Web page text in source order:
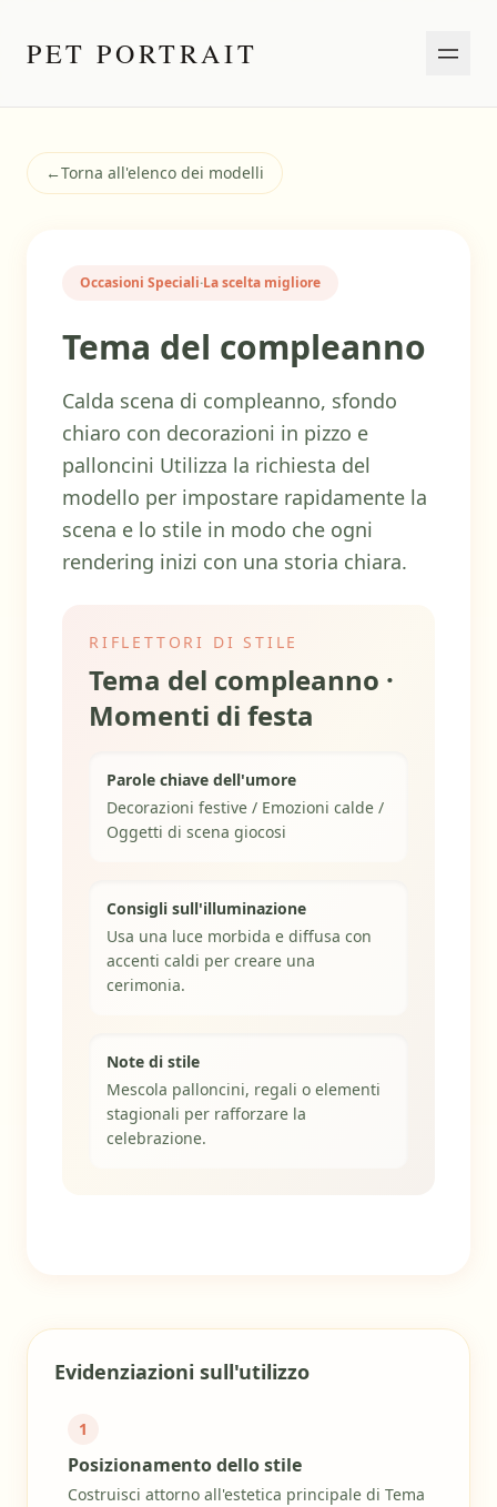
PET PORTRAIT
←Torna all'elenco dei modelli
Occasioni Speciali·La scelta migliore
Tema del compleanno
Calda scena di compleanno, sfondo
chiaro con decorazioni in pizzo e
palloncini Utilizza la richiesta del
modello per impostare rapidamente la
scena e lo stile in modo che ogni
rendering inizi con una storia chiara.
RIFLETTORI DI STILE
Tema del compleanno ·
Momenti di festa
Parole chiave dell'umore
Decorazioni festive / Emozioni calde /
Oggetti di scena giocosi
Consigli sull'illuminazione
Usa una luce morbida e diffusa con
accenti caldi per creare una
cerimonia.
Note di stile
Mescola palloncini, regali o elementi
stagionali per rafforzare la
celebrazione.
Evidenziazioni sull'utilizzo
1
Posizionamento dello stile
Costruisci attorno all'estetica principale di Tema